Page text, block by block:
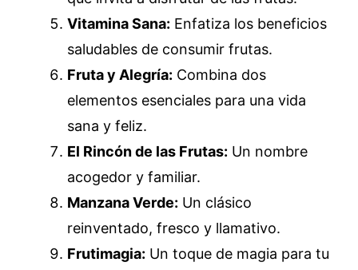
Vitamina Sana: Enfatiza los beneficios
saludables de consumir frutas.
Fruta y Alegría: Combina dos
elementos esenciales para una vida
sana y feliz.
El Rincón de las Frutas: Un nombre
acogedor y familiar.
Manzana Verde: Un clásico
reinventado, fresco y llamativo.
Frutimagia: Un toque de magia para tu